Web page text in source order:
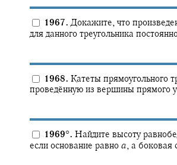
1967. Докажите, что
для данного треугольника
1968. Катеты прямоугольного
проведённую из вершины прямого
1969°. Найдите высоту
если основание равно a, а боковая